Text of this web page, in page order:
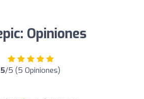
Opiniones
5/5 (5 Opiniones)